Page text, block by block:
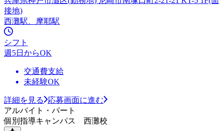
接地)
西灘駅、摩耶駅
シフト
週5日からOK
交通費支給
未経験OK
詳細を見る
応募画面に進む
アルバイト・パート
個別指導キャンパス 西灘校